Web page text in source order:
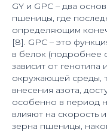
GY и GPC – два
пшеницы, где
определяющим
[8]. GPC – это
в белок (подробнее
зависит от генотипа
окружающей среды,
внесения азота,
особенно в период
влияют на скорость
зерна пшеницы,